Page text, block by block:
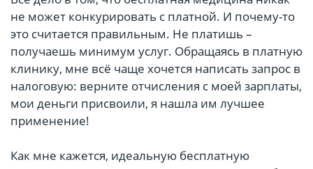
не может конкурировать с платной. И почему-то
это считается правильным. Не платишь –
получаешь минимум услуг. Обращаясь в платную
клинику, мне всё чаще хочется написать запрос в
налоговую: верните отчисления с моей зарплаты,
мои деньги присвоили, я нашла им лучшее
применение!
Как мне кажется, идеальную бесплатную